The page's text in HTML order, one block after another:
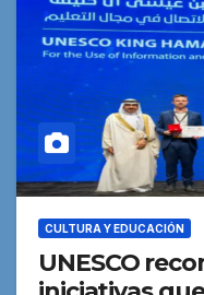
CULTURA Y EDUCACIÓN
UNESCO